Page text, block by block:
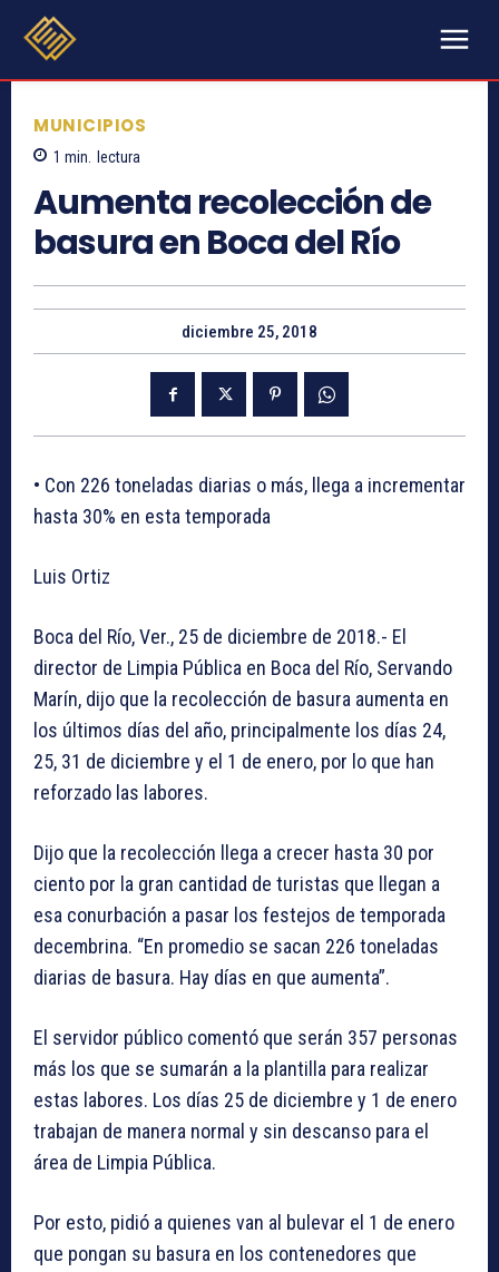
MUNICIPIOS
1 min. lectura
Aumenta recolección de
basura en Boca del Río
diciembre 25, 2018
• Con 226 toneladas diarias o más, llega a incrementar
hasta 30% en esta temporada
Luis Ortiz
Boca del Río, Ver., 25 de diciembre de 2018.- El
director de Limpia Pública en Boca del Río, Servando
Marín, dijo que la recolección de basura aumenta en
los últimos días del año, principalmente los días 24,
25, 31 de diciembre y el 1 de enero, por lo que han
reforzado las labores.
Dijo que la recolección llega a crecer hasta 30 por
ciento por la gran cantidad de turistas que llegan a
esa conurbación a pasar los festejos de temporada
decembrina. “En promedio se sacan 226 toneladas
diarias de basura. Hay días en que aumenta”.
El servidor público comentó que serán 357 personas
más los que se sumarán a la plantilla para realizar
estas labores. Los días 25 de diciembre y 1 de enero
trabajan de manera normal y sin descanso para el
área de Limpia Pública.
Por esto, pidió a quienes van al bulevar el 1 de enero
que pongan su basura en los contenedores que